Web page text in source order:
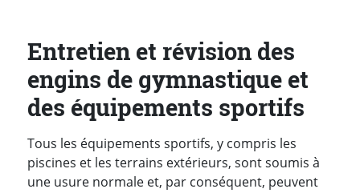
Entretien et révision des
engins de gymnastique et
des équipements sportifs
Tous les équipements sportifs, y compris les
piscines et les terrains extérieurs, sont soumis à
une usure normale et, par conséquent, peuvent